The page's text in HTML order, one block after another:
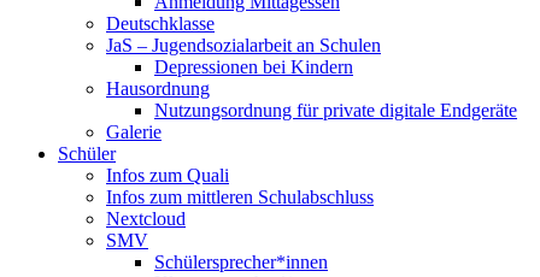
Deutschklasse
JaS – Jugendsozialarbeit an Schulen
Depressionen bei Kindern
Hausordnung
Nutzungsordnung für private digitale Endgeräte
Galerie
Schüler
Infos zum Quali
Infos zum mittleren Schulabschluss
Nextcloud
SMV
Schülersprecher*innen